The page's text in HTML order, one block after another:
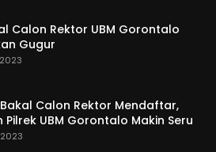
Calon Rektor UBM Gorontalo
Gugur
Calon Rektor Mendaftar,
Pilrek UBM Gorontalo Makin Seru